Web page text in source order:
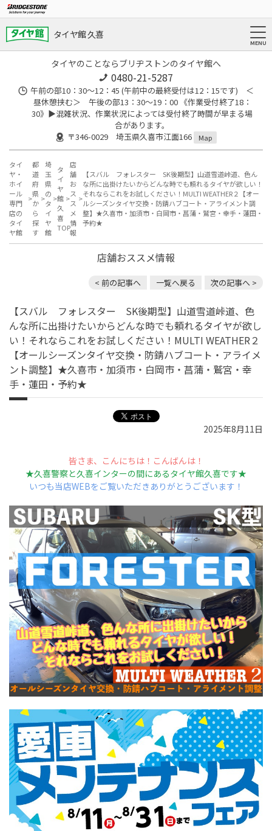
タイヤ館 久喜
タイヤのことならブリヂストンのタイヤ館へ
0480-21-5287
午前の部10：30～12：45 (午前中の最終受付は12：15です) ＜
昼休憩挟む＞ 午後の部13：30～19：00 《作業受付終了18：
30》▶︎混雑状況、作業状況によっては受付終了時間が早まる場
合があります。
〒346-0029 埼玉県久喜市江面166
Map
タイ
ヤ・
ホイ
ール
専門
店の
タイ
ヤ館
都
道
府
県
か
ら
探
す
埼
玉
県
の
タ
イ
ヤ
館
タ
イ
ヤ
館
久
喜
TOP
店
舗
お
ス
ス
メ
情
報
【スバル フォレスター SK後期型】山道雪道峠道、色ん
な所に出掛けたいからどんな時でも頼れるタイヤが欲しい！
それならこれをお試しください！MULTI WEATHER２【オー
ルシーズンタイヤ交換・防錆ハブコート・アライメント調
整】★久喜市・加須市・白岡市・菖蒲・鷲宮・幸手・蓮田・
予約★
店舗おススメ情報
< 前の記事へ 一覧へ戻る 次の記事へ >
【スバル フォレスター SK後期型】山道雪道峠道、色
んな所に出掛けたいからどんな時でも頼れるタイヤが欲し
い！それならこれをお試しください！MULTI WEATHER２
【オールシーズンタイヤ交換・防錆ハブコート・アライメ
ント調整】★久喜市・加須市・白岡市・菖蒲・鷲宮・幸
手・蓮田・予約★
2025年8月11日
皆さま、こんにちは！こんばんは！
★久喜警察と久喜インターの間にあるタイヤ館久喜です★
いつも当店WEBをご覧いただきありがとうございます！